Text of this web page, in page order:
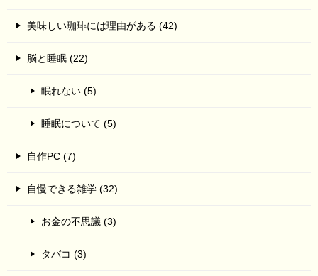
美味しい珈琲には理由がある (42)
脳と睡眠 (22)
眠れない (5)
睡眠について (5)
自作PC (7)
自慢できる雑学 (32)
お金の不思議 (3)
タバコ (3)